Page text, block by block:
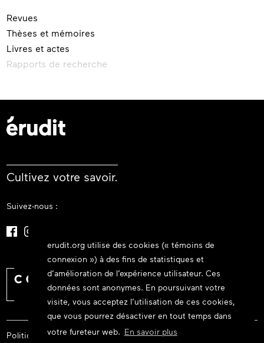
erudit.org utilise des cookies (« témoins de
connexion ») à des fins de statistiques et
d’amélioration de l’expérience utilisateur. Ces
données sont anonymes. En poursuivant votre
visite, vous acceptez l’utilisation de ces cookies,
que vous pourrez désactiver en tout temps dans
votre fureteur web. En savoir plus
Revues
Thèses et mémoires
Livres et actes
Rapports de recherche
Cultivez votre savoir.
Suivez-nous :
Politique de confidentialité